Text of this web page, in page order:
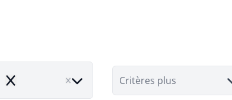
Remove Critères plus